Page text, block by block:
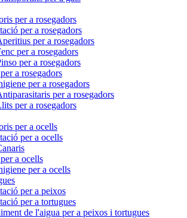
per a rosegadors
per a rosegadors
per a rosegadors
per a rosegadors
per a rosegadors
a rosegadors
per a rosegadors
per a rosegadors
per a rosegadors
per a ocells
per a ocells
a ocells
per a ocells
per a peixos
per a tortugues
de l'aigua per a peixos i tortugues